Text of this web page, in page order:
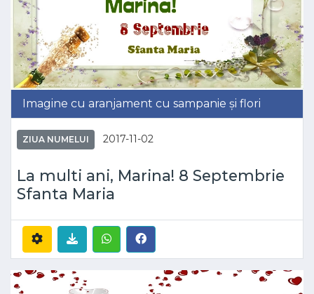
Imagine cu aranjament cu sampanie și flori
ZIUA NUMELUI 2017-11-02
La multi ani, Marina! 8 Septembrie
Sfanta Maria